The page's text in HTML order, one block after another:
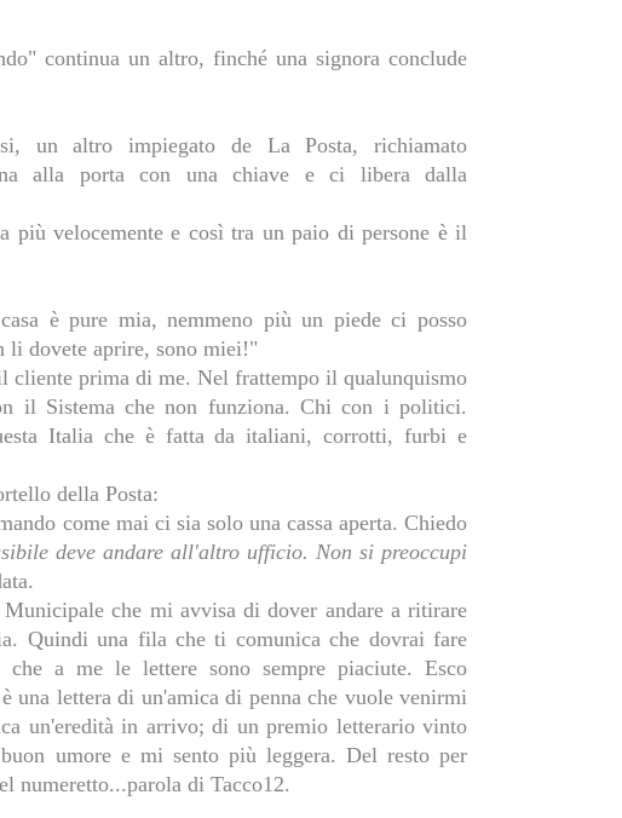
continua un altro, finché una signora conclude
un altro impiegato de La Posta, richiamato
alla porta con una chiave e ci libera dalla
più velocemente e così tra un paio di persone è il
è pure mia, nemmeno più un piede ci posso
li dovete aprire, sono miei!"
prima di me. Nel frattempo il qualunquismo
il Sistema che non funziona. Chi con i politici.
Italia che è fatta da italiani, corrotti, furbi e
della Posta:
come mai ci sia solo una cassa aperta. Chiedo
deve andare all'altro ufficio. Non si preoccupi
che mi avvisa di dover andare a ritirare
Quindi una fila che ti comunica che dovrai fare
a me le lettere sono sempre piaciute. Esco
una lettera di un'amica di penna che vuole venirmi
un'eredità in arrivo; di un premio letterario vinto
umore e mi sento più leggera. Del resto per
numeretto...parola di Tacco12.